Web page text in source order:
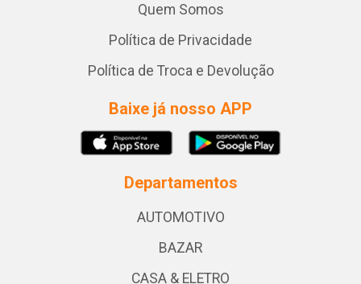
Quem Somos
Política de Privacidade
Política de Troca e Devolução
Baixe já nosso APP
Departamentos
AUTOMOTIVO
BAZAR
CASA & ELETRO